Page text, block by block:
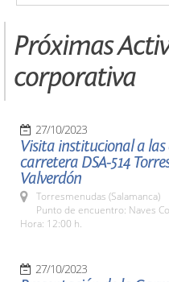
Próximas
corporativa
27/10/2023
Visita institucional a las
carretera DSA-514
Valverdón
Torresmenudas (Salamanca)
Punto de encuentro: Naves
Hora: 12:00 h.
27/10/2023